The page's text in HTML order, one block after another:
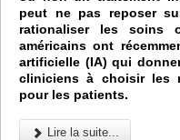
peut ne pas reposer
rationaliser les soins
américains ont
artificielle (IA) qui
cliniciens à choisir les
pour les patients.
Lire la suite...